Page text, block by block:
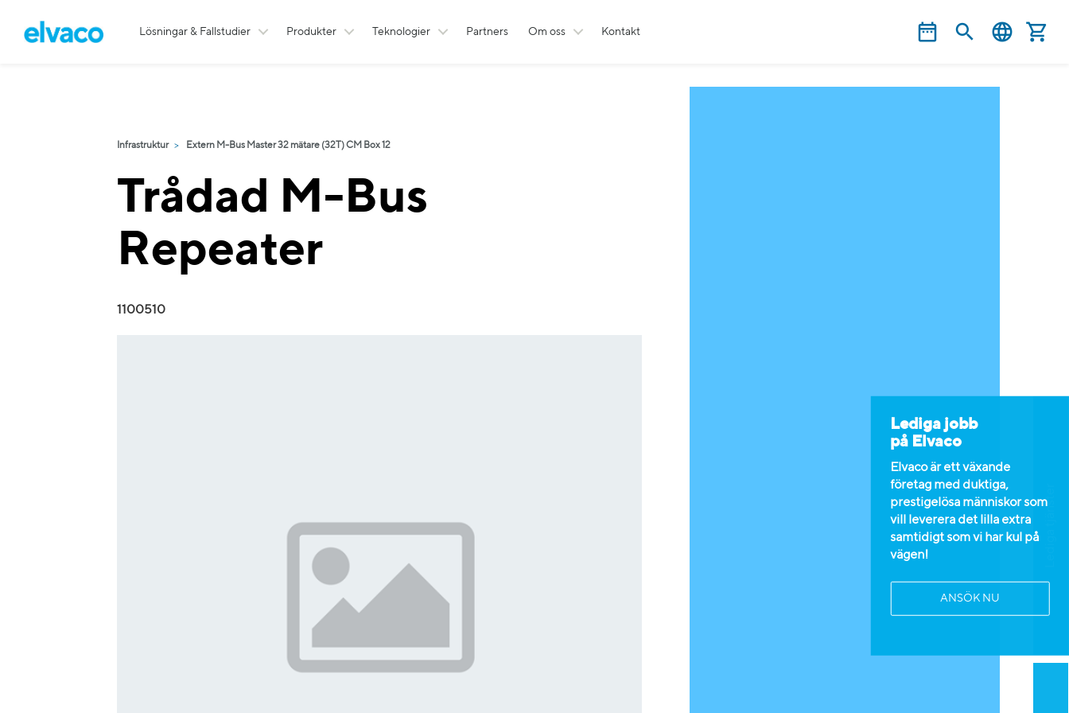
Lösningar & Fallstudier Produkter Teknologier Partners Om oss Kontakt
Lediga tjänster
Lediga jobb
på Elvaco
Elvaco är ett växande
företag med duktiga,
prestigelösa människor som
vill leverera det lilla extra
samtidigt som vi har kul på
vägen!
ANSÖK NU
Infrastruktur Extern M-Bus Master 32 mätare (32T) CM Box 12
Trådad M-Bus
Repeater
1100510